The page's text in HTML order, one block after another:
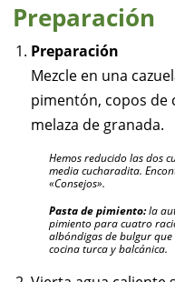
Preparación
Preparación
Mezcle en una
pimentón, copos de
melaza de granada.
Hemos reducido las dos
media cucharadita.
«Consejos».
Pasta de pimiento:la
pimiento para cuatro
albóndigas de bulgur
cocina turca y balcánica.